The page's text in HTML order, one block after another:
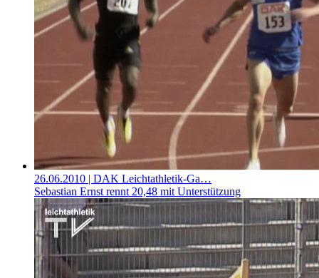
26.06.2010 | DAK Leichtathletik-Ga…
Sebastian Ernst rennt 20,48 mit Unterstützung